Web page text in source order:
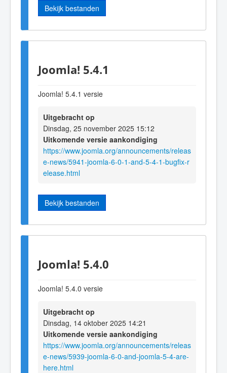
Bekijk bestanden
Joomla! 5.4.1
Joomla! 5.4.1 versie
Uitgebracht op
Dinsdag, 25 november 2025 15:12
Uitkomende versie aankondiging
https://www.joomla.org/announcements/releas
e-news/5941-joomla-6-0-1-and-5-4-1-bugfix-r
elease.html
Bekijk bestanden
Joomla! 5.4.0
Joomla! 5.4.0 versie
Uitgebracht op
Dinsdag, 14 oktober 2025 14:21
Uitkomende versie aankondiging
https://www.joomla.org/announcements/releas
e-news/5939-joomla-6-0-and-joomla-5-4-are-
here.html